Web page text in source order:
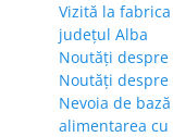
Vizită la
județul Alba
Noutăți
Noutăți
Nevoia de
alimentarea cu